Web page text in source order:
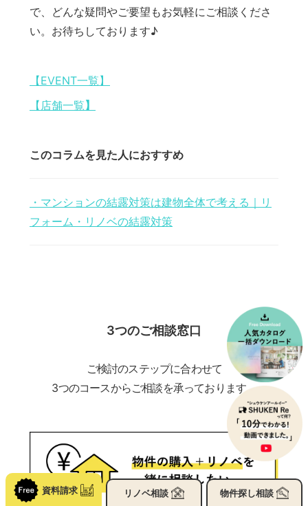
で、どんな疑問やご要望もお気軽にご相談くださ
い。お待ちしております♪
【EVENT一覧】
【店舗一覧】
このコラムを見た人におすすめ
・マンションの結露対策は建物全体で考える｜リ
フォーム・リノベの結露対策
3つのご相談窓口
ご検討のステップに合わせて
3つのコースからご相談を承っております。
資料請求 リノベ相談 物件探し相談